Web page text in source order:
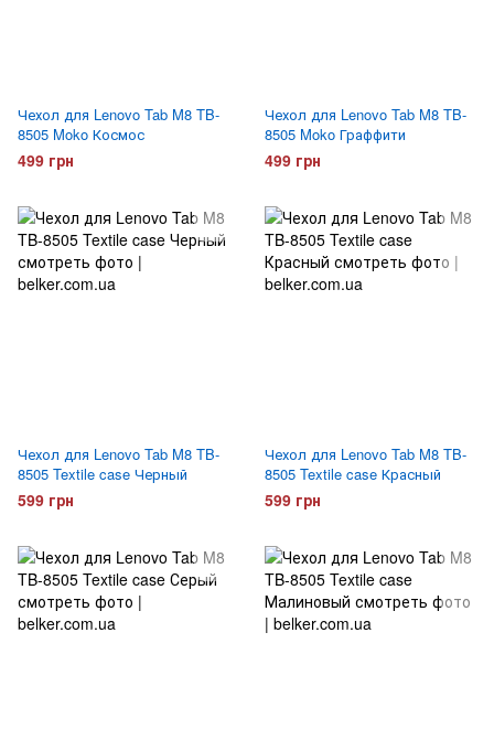
Чехол для Lenovo Tab M8 TB-
8505 Moko Космос
499 грн
Чехол для Lenovo Tab M8 TB-
8505 Moko Граффити
499 грн
Чехол для Lenovo Tab M8 TB-
8505 Textile case Черный
599 грн
Чехол для Lenovo Tab M8 TB-
8505 Textile case Красный
599 грн